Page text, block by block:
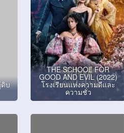
ดิบ
THE SCHOOL FOR
GOOD AND EVIL (2022)
โรงเรียนแห่งความดีและ
ความชั่ว